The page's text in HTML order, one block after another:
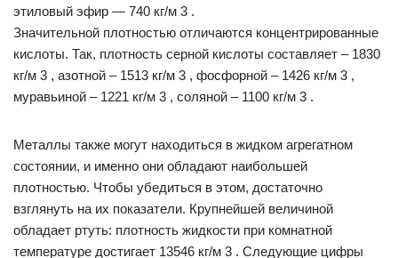
этиловый эфир — 740 кг/м 3 .
Значительной плотностью отличаются концентрированные
кислоты. Так, плотность серной кислоты составляет – 1830
кг/м 3 , азотной – 1513 кг/м 3 , фосфорной – 1426 кг/м 3 ,
муравьиной – 1221 кг/м 3 , соляной – 1100 кг/м 3 .
Металлы также могут находиться в жидком агрегатном
состоянии, и именно они обладают наибольшей
плотностью. Чтобы убедиться в этом, достаточно
взглянуть на их показатели. Крупнейшей величиной
обладает ртуть: плотность жидкости при комнатной
температуре достигает 13546 кг/м 3 . Следующие цифры